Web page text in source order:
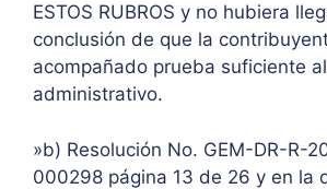
ESTOS RUBROS y no hubiera
conclusión de que la
acompañado prueba suficiente
administrativo.
»b) Resolución No. GEM-DR-R-
000298 página 13 de 26 y en la